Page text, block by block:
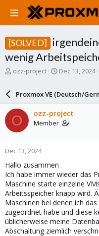
[SOLVED]
wenig
T
a
d
s
t
a
r
e
r
ozz-project
S
r
t
d
a
e
Dec 13, 2024
Proxmox VE (Deutsch/
O ozz-project
Member
Dec 13, 2024
Hallo zusammen
Ich habe immer wieder das
Maschine starte einzelne
Arbeitsspeicher knapp wird.
Maschinen bei denen ich
zugeordnet habe und diese
üblicherweise meine
Abschaltung ziemlich